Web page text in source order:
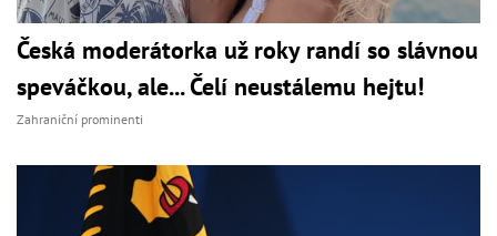
Česká moderátorka už roky randí so slávnou
speváčkou, ale... Čelí neustálemu hejtu!
Zahraniční prominenti